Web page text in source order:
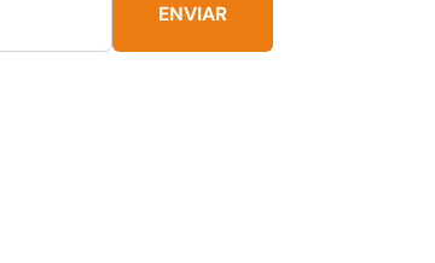
ENVIAR